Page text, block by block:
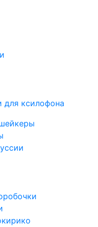
для ксилофона